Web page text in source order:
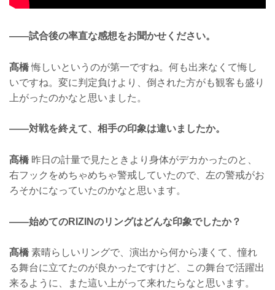
——試合後の率直な感想をお聞かせください。
髙橋悔しいというのが第一ですね。何も出来なくて悔し
いですね。変に判定負けより、倒された方がも観客も盛り
上がったのかなと思いました。
——対戦を終えて、相手の印象は違いましたか。
髙橋 昨日の計量で見たときより身体がデカかったのと、
右フックをめちゃめちゃ警戒していたので、左の警戒がお
ろそかになっていたのかなと思います。
——始めてのRIZINのリングはどんな印象でしたか？
髙橋 素晴らしいリングで、演出から何から凄くて、憧れ
る舞台に立てたのが良かったですけど、この舞台で活躍出
来るように、また這い上がって来れたらなと思います。